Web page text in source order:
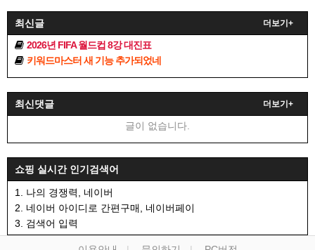
최신글 더보기+
2026년 FIFA 월드컵 8강 대진표
키워드마스터 새 기능 추가되었네
최신댓글 더보기+
글이 없습니다.
쇼핑 실시간 인기검색어
1. 나의 경쟁력, 네이버
2. 네이버 아이디로 간편구매, 네이버페이
3. 검색어 입력